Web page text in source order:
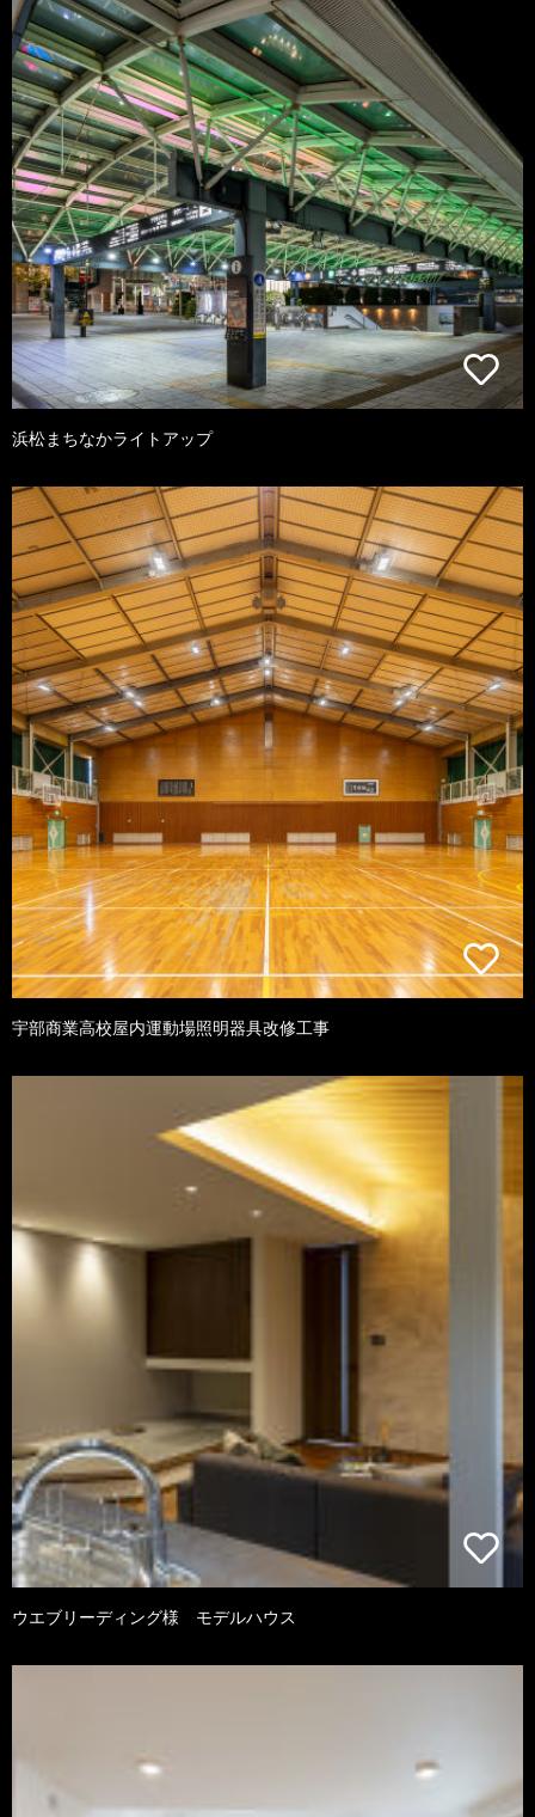
浜松まちなかライトアップ
宇部商業高校屋内運動場照明器具改修工事
ウエブリーディング様 モデルハウス